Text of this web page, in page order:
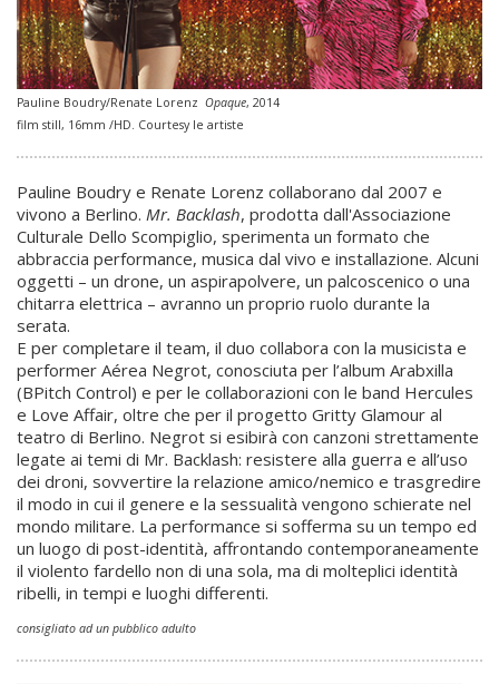
Pauline Boudry/Renate Lorenz Opaque, 2014
film still, 16mm /HD. Courtesy le artiste
Pauline Boudry e Renate Lorenz collaborano dal 2007 e
vivono a Berlino. Mr. Backlash, prodotta dall'Associazione
Culturale Dello Scompiglio, sperimenta un formato che
abbraccia performance, musica dal vivo e installazione. Alcuni
oggetti – un drone, un aspirapolvere, un palcoscenico o una
chitarra elettrica – avranno un proprio ruolo durante la
serata.
E per completare il team, il duo collabora con la musicista e
performer Aérea Negrot, conosciuta per l’album Arabxilla
(BPitch Control) e per le collaborazioni con le band Hercules
e Love Affair, oltre che per il progetto Gritty Glamour al
teatro di Berlino. Negrot si esibirà con canzoni strettamente
legate ai temi di Mr. Backlash: resistere alla guerra e all’uso
dei droni, sovvertire la relazione amico/nemico e trasgredire
il modo in cui il genere e la sessualità vengono schierate nel
mondo militare. La performance si sofferma su un tempo ed
un luogo di post-identità, affrontando contemporaneamente
il violento fardello non di una sola, ma di molteplici identità
ribelli, in tempi e luoghi differenti.
consigliato ad un pubblico adulto